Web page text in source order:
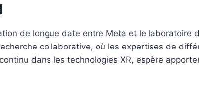
de longue date entre Meta et le laboratoire
collaborative, où les expertises de
dans les technologies XR, espère